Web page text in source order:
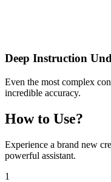
Deep Instruction
Even the most complex
incredible accuracy.
How to Use?
Experience a brand new
powerful assistant.
1